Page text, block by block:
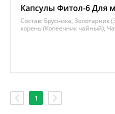
Капсулы Фитол-6 Для
Состав: Брусника, Золотарник
корень (Копеечник чайный),
1